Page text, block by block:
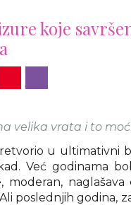
koje
velika vrata i to
u ultimativni
Već godinama
moderan,
poslednjih godina,